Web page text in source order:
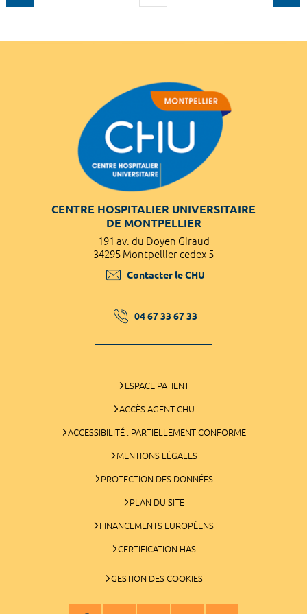
CENTRE HOSPITALIER UNIVERSITAIRE
DE MONTPELLIER
191 av. du Doyen Giraud
34295 Montpellier cedex 5
Contacter le CHU
04 67 33 67 33
ESPACE PATIENT
ACCÈS AGENT CHU
ACCESSIBILITÉ : PARTIELLEMENT CONFORME
MENTIONS LÉGALES
PROTECTION DES DONNÉES
PLAN DU SITE
FINANCEMENTS EUROPÉENS
CERTIFICATION HAS
GESTION DES COOKIES